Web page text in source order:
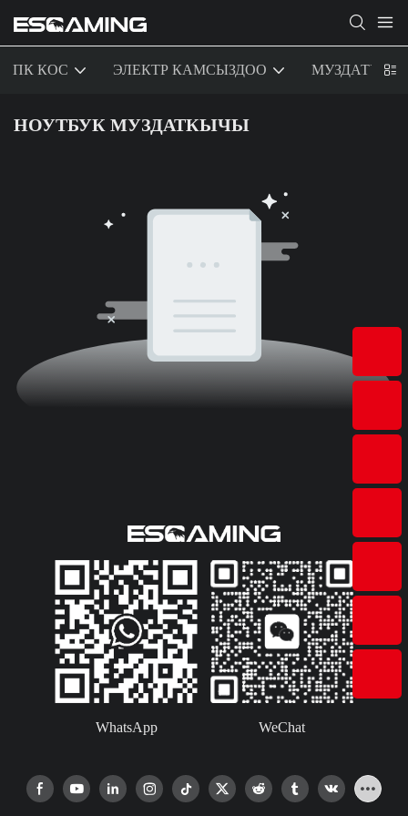
ПК КОС ЭЛЕКТР КАМСЫЗДОО МУЗДАТУУ
НОУТБУК МУЗДАТКЫЧЫ
WhatsApp WeChat